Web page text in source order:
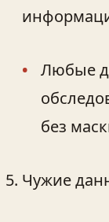
Любые
без
Чужие